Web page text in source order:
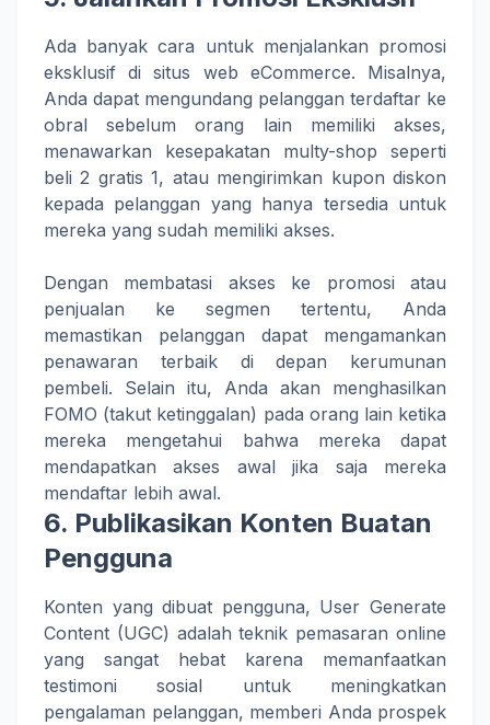
Ada banyak cara untuk menjalankan promosi
eksklusif di situs web eCommerce. Misalnya,
Anda dapat mengundang pelanggan terdaftar ke
obral sebelum orang lain memiliki akses,
menawarkan kesepakatan multy-shop seperti
beli 2 gratis 1, atau mengirimkan kupon diskon
kepada pelanggan yang hanya tersedia untuk
mereka yang sudah memiliki akses.
Dengan membatasi akses ke promosi atau
penjualan ke segmen tertentu, Anda
memastikan pelanggan dapat mengamankan
penawaran terbaik di depan kerumunan
pembeli. Selain itu, Anda akan menghasilkan
FOMO (takut ketinggalan) pada orang lain ketika
mereka mengetahui bahwa mereka dapat
mendapatkan akses awal jika saja mereka
mendaftar lebih awal.
6. Publikasikan Konten Buatan
Pengguna
Konten yang dibuat pengguna, User Generate
Content (UGC) adalah teknik pemasaran online
yang sangat hebat karena memanfaatkan
testimoni sosial untuk meningkatkan
pengalaman pelanggan, memberi Anda prospek